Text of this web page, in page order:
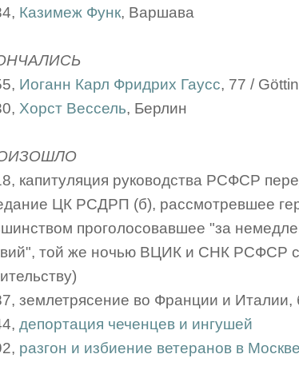
Казимеж Функ, Варшава
Иоганн Карл Фридрих Гаусс, 77 /
Хорст Вессель, Берлин
капитуляция руководства РСФСР
ЦК РСДРП (б), рассмотревшее
проголосовавшее "за
той же ночью ВЦИК и СНК РСФСР
землетрясение во Франции и Италии,
депортация чеченцев и ингушей
разгон и избиение ветеранов в